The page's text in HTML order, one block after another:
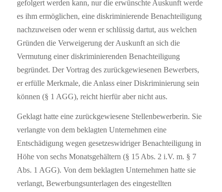
gefolgert werden kann, nur die erwünschte Auskunft werde
es ihm ermöglichen, eine diskriminierende Benachteiligung
nachzuweisen oder wenn er schlüssig dartut, aus welchen
Gründen die Verweigerung der Auskunft an sich die
Vermutung einer diskriminierenden Benachteiligung
begründet. Der Vortrag des zurückgewiesenen Bewerbers,
er erfülle Merkmale, die Anlass einer Diskriminierung sein
können (§ 1 AGG), reicht hierfür aber nicht aus.
Geklagt hatte eine zurückgewiesene Stellenbewerberin. Sie
verlangte von dem beklagten Unternehmen eine
Entschädigung wegen gesetzeswidriger Benachteiligung in
Höhe von sechs Monatsgehältern (§ 15 Abs. 2 i.V. m. § 7
Abs. 1 AGG). Von dem beklagten Unternehmen hatte sie
verlangt, Bewerbungsunterlagen des eingestellten